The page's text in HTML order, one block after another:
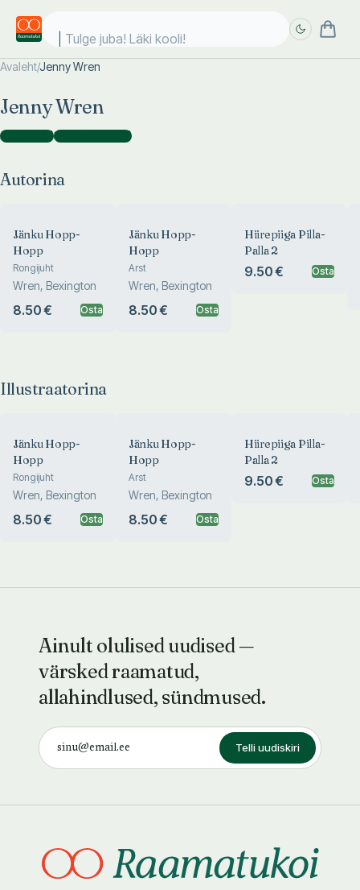
Tulge juba! Läki kooli!
Avaleht/Jenny Wren
Jenny Wren
Autorina )Illustraatorina )
Autorina
Jänku Hopp-
Hopp
Rongijuht
Wren, Bexington
8.50 € Osta
Jänku Hopp-
Hopp
Arst
Wren, Bexington
8.50 € Osta
Hiirepiiga Pilla-
Palla 2
9.50 € Osta
Illustraatorina
Jänku Hopp-
Hopp
Rongijuht
Wren, Bexington
8.50 € Osta
Jänku Hopp-
Hopp
Arst
Wren, Bexington
8.50 € Osta
Hiirepiiga Pilla-
Palla 2
9.50 € Osta
Ainult olulised uudised —
värsked raamatud,
allahindlused, sündmused.
Telli uudiskiri